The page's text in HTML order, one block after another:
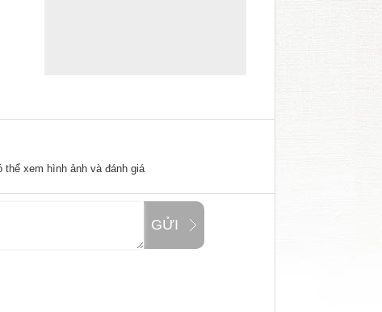
thể xem hình ảnh và đánh giá
GỬI